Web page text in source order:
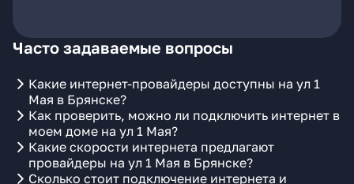
Часто задаваемые вопросы
Какие интернет-провайдеры доступны на ул 1
Мая в Брянске?
Как проверить, можно ли подключить интернет в
моем доме на ул 1 Мая?
Какие скорости интернета предлагают
провайдеры на ул 1 Мая в Брянске?
Сколько стоит подключение интернета и